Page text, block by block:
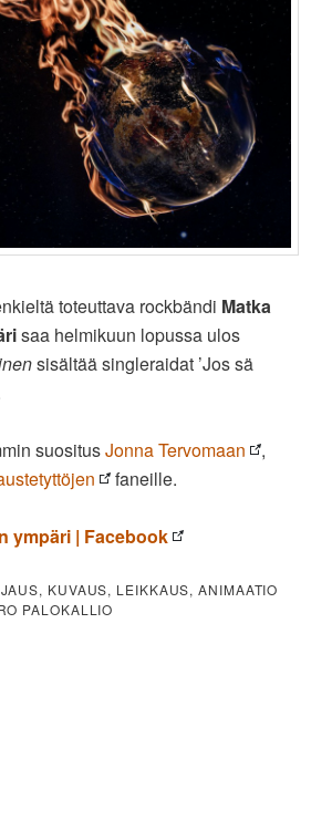
toteuttava rockbändi Matka
saa helmikuun lopussa ulos
sisältää singleraidat ’Jos sä
suositusJonna Tervomaan
,
faneille.
ympäri | Facebook
KUVAUS, LEIKKAUS, ANIMAATIO
PALOKALLIO